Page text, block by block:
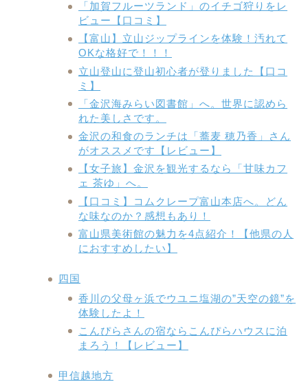
「加賀フルーツランド」のイチゴ狩りをレ
ビュー【口コミ】
【富山】立山ジップラインを体験！汚れて
OKな格好で！！！
立山登山に登山初心者が登りました【口コ
ミ】
「金沢海みらい図書館」へ。世界に認めら
れた美しさです。
金沢の和食のランチは「蕎麦 穂乃香」さん
がオススメです【レビュー】
【女子旅】金沢を観光するなら「甘味カフ
ェ 茶ゆ」へ。
【口コミ】コムクレープ富山本店へ。どん
な味なのか？感想もあり！
富山県美術館の魅力を4点紹介！【他県の人
におすすめしたい】
四国
香川の父母ヶ浜でウユニ塩湖の”天空の鏡”を
体験したよ！
こんぴらさんの宿ならこんぴらハウスに泊
まろう！【レビュー】
甲信越地方